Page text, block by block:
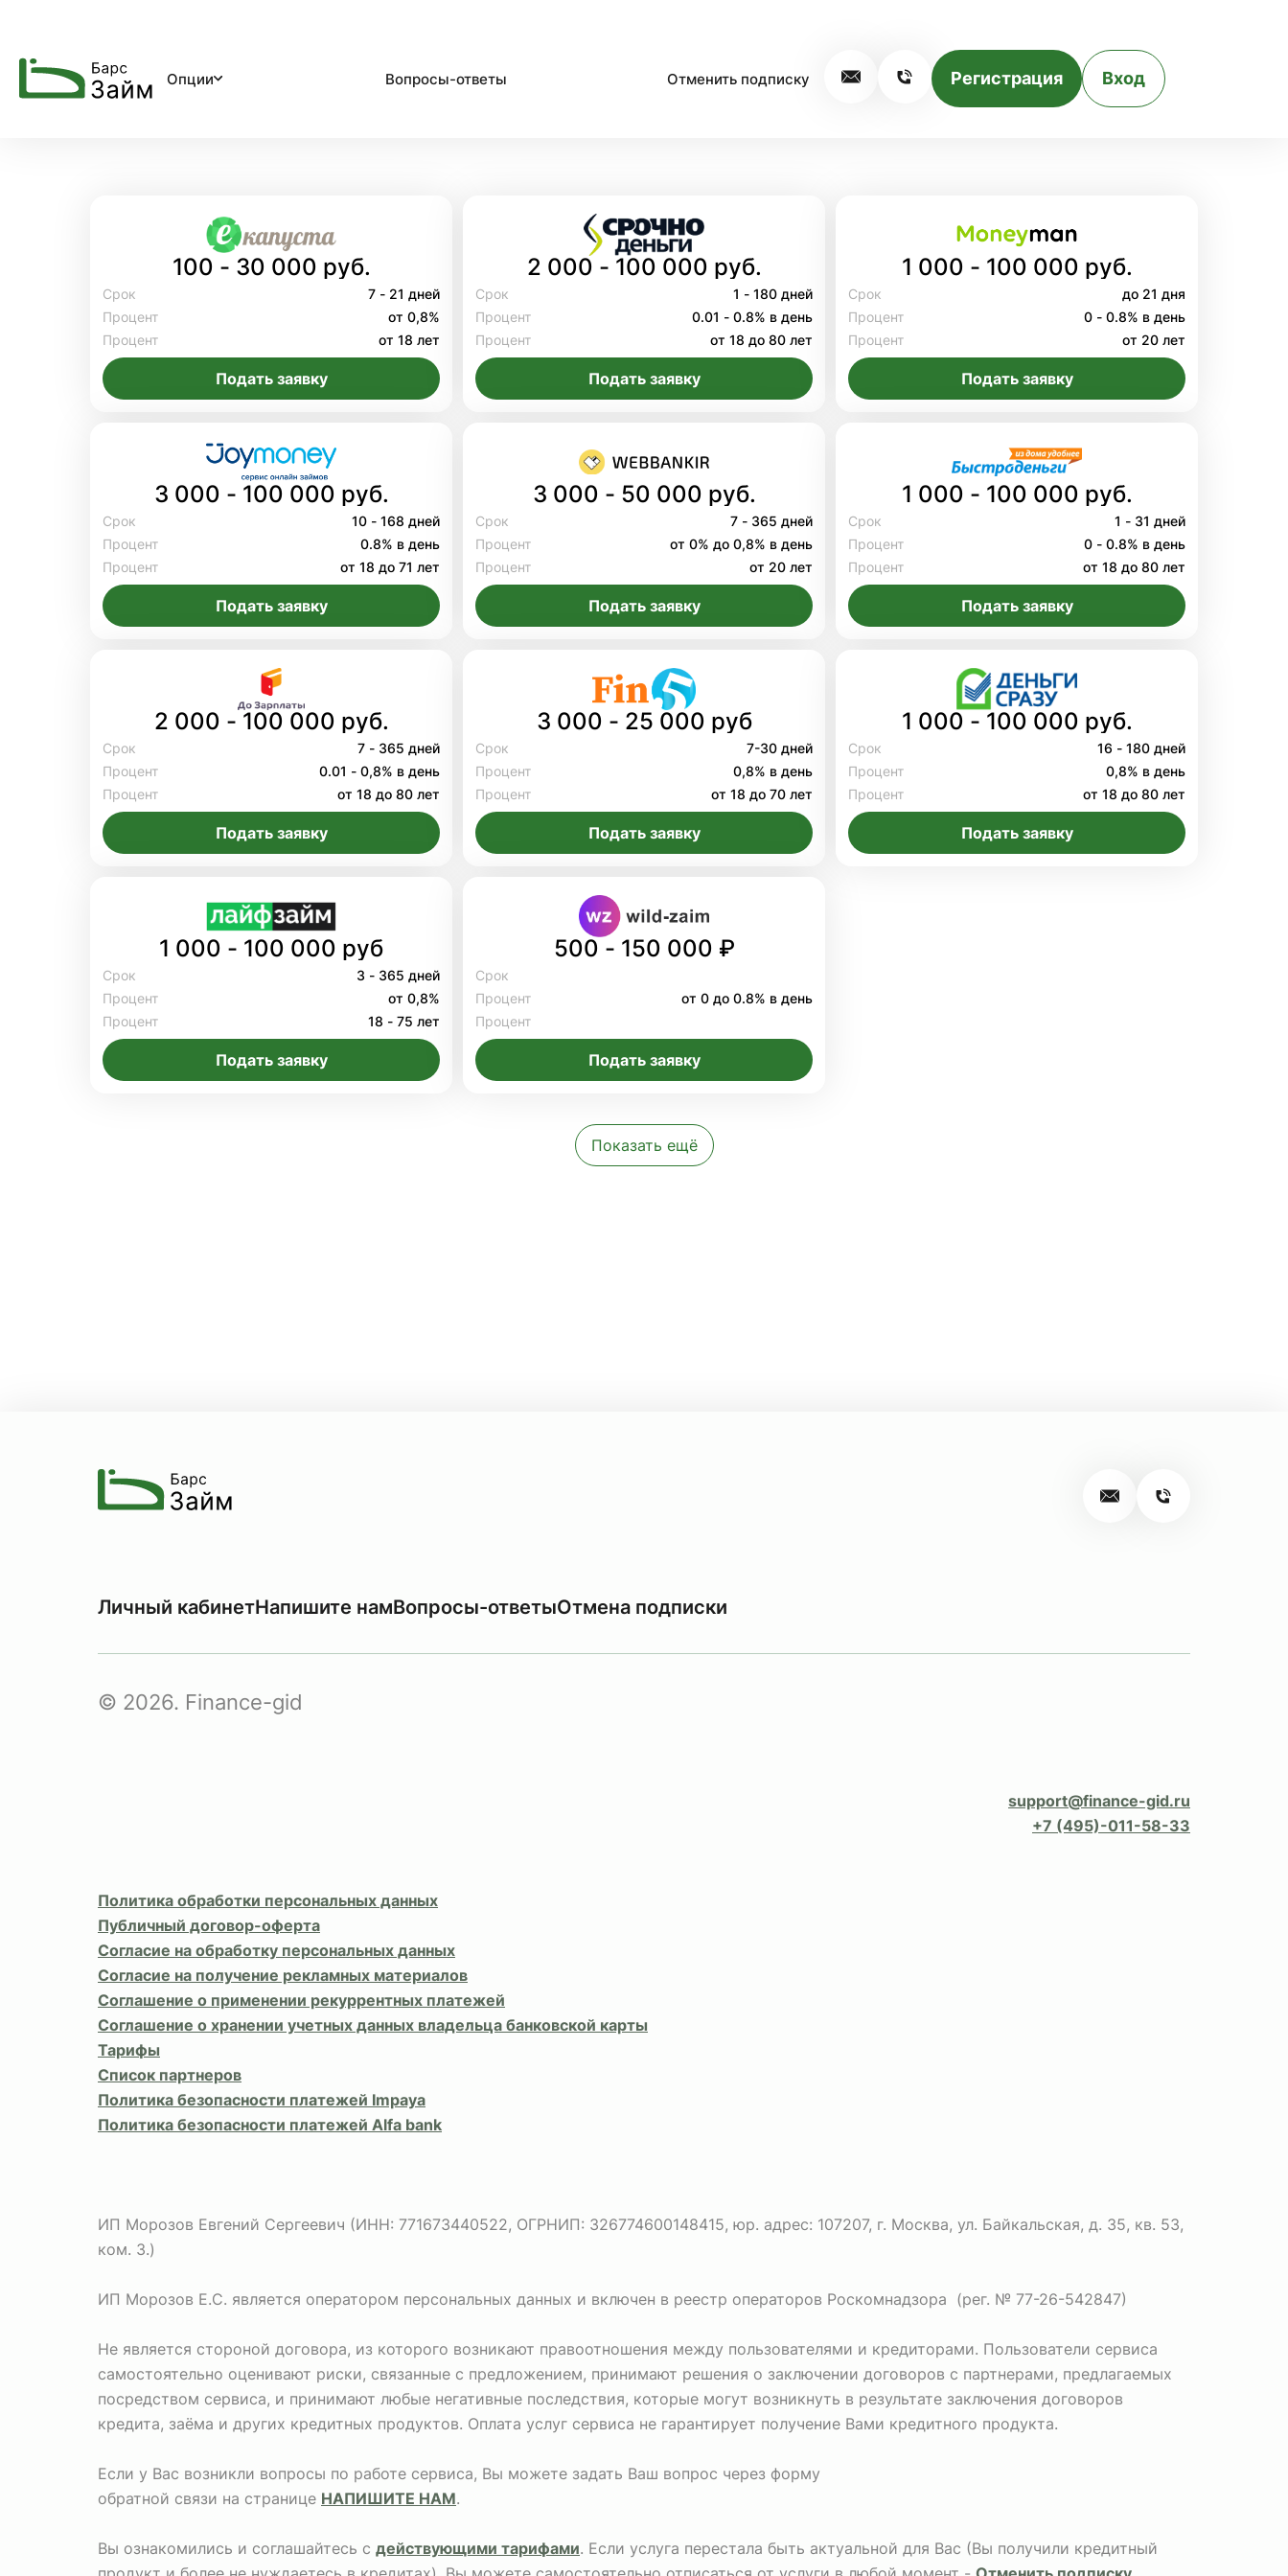
Опции Вопросы-ответы Отменить подписку Регистрация Вход
100 - 30 000 руб.
Срок
7 - 21 дней
Процент
от 0,8%
Процент
от 18 лет
Подать заявку
2 000 - 100 000 руб.
Срок
1 - 180 дней
Процент
0.01 - 0.8% в день
Процент
от 18 до 80 лет
Подать заявку
1 000 - 100 000 руб.
Срок
до 21 дня
Процент
0 - 0.8% в день
Процент
от 20 лет
Подать заявку
3 000 - 100 000 руб.
Срок
10 - 168 дней
Процент
0.8% в день
Процент
от 18 до 71 лет
Подать заявку
3 000 - 50 000 руб.
Срок
7 - 365 дней
Процент
от 0% до 0,8% в день
Процент
от 20 лет
Подать заявку
1 000 - 100 000 руб.
Срок
1 - 31 дней
Процент
0 - 0.8% в день
Процент
от 18 до 80 лет
Подать заявку
2 000 - 100 000 руб.
Срок
7 - 365 дней
Процент
0.01 - 0,8% в день
Процент
от 18 до 80 лет
Подать заявку
3 000 - 25 000 руб
Срок
7-30 дней
Процент
0,8% в день
Процент
от 18 до 70 лет
Подать заявку
1 000 - 100 000 руб.
Срок
16 - 180 дней
Процент
0,8% в день
Процент
от 18 до 80 лет
Подать заявку
1 000 - 100 000 руб
Срок
3 - 365 дней
Процент
от 0,8%
Процент
18 - 75 лет
Подать заявку
500 - 150 000 ₽
Срок
Процент
от 0 до 0.8% в день
Процент
Подать заявку
Показать ещё
Личный кабинетНапишите намВопросы-ответыОтмена подписки
© 2026. Finance-gid
support@finance-gid.ru
+7 (495)-011-58-33
Политика обработки персональных данных
Публичный договор-оферта
Согласие на обработку персональных данных
Согласие на получение рекламных материалов
Соглашение о применении рекуррентных платежей
Соглашение о хранении учетных данных владельца банковской карты
Тарифы
Список партнеров
Политика безопасности платежей Impaya
Политика безопасности платежей Alfa bank
ИП Морозов Евгений Сергеевич (ИНН: 771673440522, ОГРНИП: 326774600148415, юр. адрес: 107207, г. Москва, ул. Байкальская, д. 35, кв. 53,
ком. 3.)
ИП Морозов Е.С. является оператором персональных данных и включен в реестр операторов Роскомнадзора (рег. № 77-26-542847)
Не является стороной договора, из которого возникают правоотношения между пользователями и кредиторами. Пользователи сервиса
самостоятельно оценивают риски, связанные с предложением, принимают решения о заключении договоров с партнерами, предлагаемых
посредством сервиса, и принимают любые негативные последствия, которые могут возникнуть в результате заключения договоров
кредита, заёма и других кредитных продуктов. Оплата услуг сервиса не гарантирует получение Вами кредитного продукта.
Если у Вас возникли вопросы по работе сервиса, Вы можете задать Ваш вопрос через форму
обратной связи на странице НАПИШИТЕ НАМ.
Вы ознакомились и соглашайтесь с действующими тарифами. Если услуга перестала быть актуальной для Вас (Вы получили кредитный